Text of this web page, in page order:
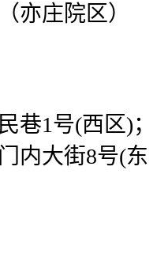
亦庄院区）
巷1号(西区)；
内大街8号(东